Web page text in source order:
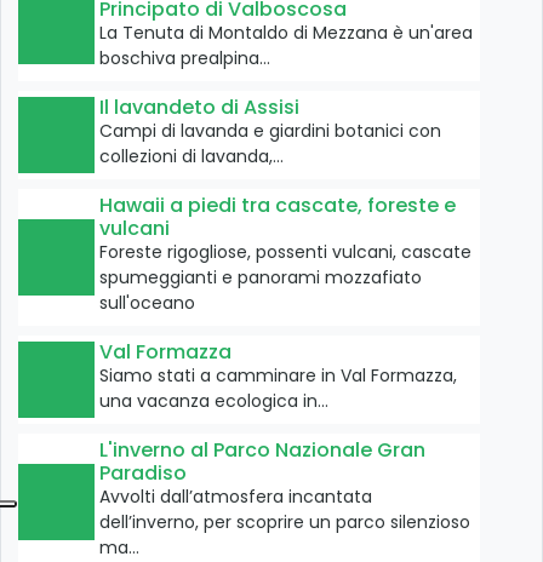
Principato di Valboscosa
La Tenuta di Montaldo di Mezzana è un'area
boschiva prealpina…
Il lavandeto di Assisi
Campi di lavanda e giardini botanici con
collezioni di lavanda,…
Hawaii a piedi tra cascate, foreste e
vulcani
Foreste rigogliose, possenti vulcani, cascate
spumeggianti e panorami mozzafiato
sull'oceano
Val Formazza
Siamo stati a camminare in Val Formazza,
una vacanza ecologica in…
L'inverno al Parco Nazionale Gran
Paradiso
Avvolti dall’atmosfera incantata
dell’inverno, per scoprire un parco silenzioso
ma…